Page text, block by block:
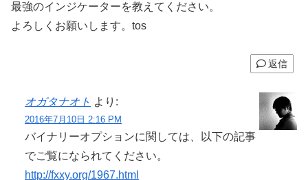
最強のインジケーターを教えてください。
よろしくお願いします。tos
返信
オガタナオト より:
2016年7月10日 2:16 PM
バイナリーオプションに関しては、以下の記事
でご覧になられてください。
http://fxxy.org/1967.html